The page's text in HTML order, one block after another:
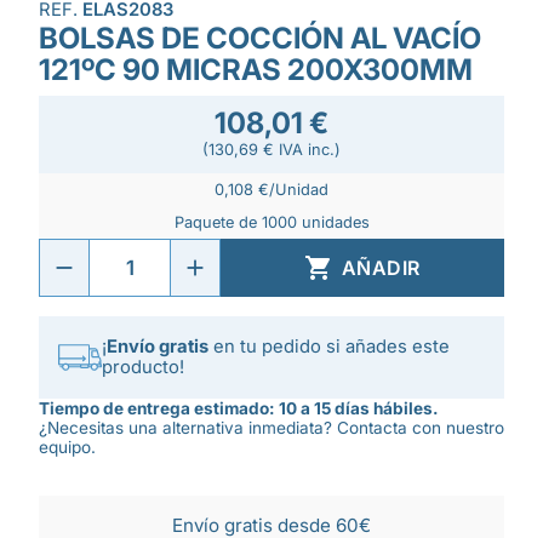
REF. ELAS2083
BOLSAS DE COCCIÓN AL VACÍO
121ºC 90 MICRAS 200X300MM
108,01 €
(130,69 € IVA inc.)
0,108 €/Unidad
Paquete de 1000 unidades
 AÑADIR
¡Envío gratis en tu pedido si añades este
producto!
Tiempo de entrega estimado: 10 a 15 días hábiles.
¿Necesitas una alternativa inmediata? Contacta con nuestro
equipo.
Envío gratis desde 60€